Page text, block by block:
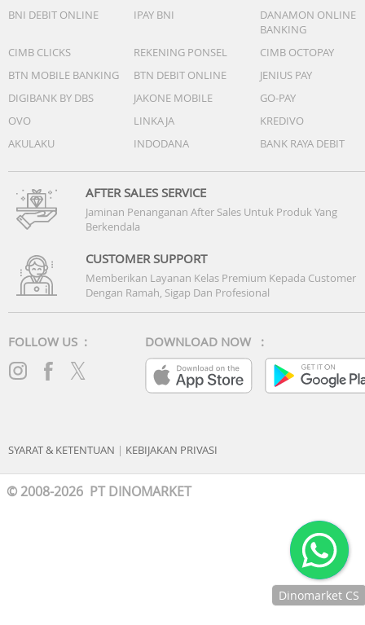
BNI DEBIT ONLINE
IPAY BNI
DANAMON ONLINE
BANKING
CIMB CLICKS
REKENING PONSEL
CIMB OCTOPAY
BTN MOBILE BANKING
BTN DEBIT ONLINE
JENIUS PAY
DIGIBANK BY DBS
JAKONE MOBILE
GO-PAY
OVO
LINKAJA
KREDIVO
AKULAKU
INDODANA BANK RAYA DEBIT
AFTER SALES SERVICE
Jaminan Penanganan After Sales Untuk Produk Yang
Berkendala
CUSTOMER SUPPORT
Memberikan Layanan Kelas Premium Kepada Customer
Dengan Ramah, Sigap Dan Profesional
FOLLOW US : DOWNLOAD NOW :
SYARAT & KETENTUAN | KEBIJAKAN PRIVASI
© 2008-2026 PT DINOMARKET
Dinomarket CS